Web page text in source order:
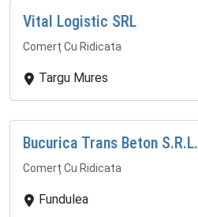
Vital Logistic SRL
Comerț Cu Ridicata
Targu Mures
Bucurica Trans Beton S.R.L.
Comerț Cu Ridicata
Fundulea